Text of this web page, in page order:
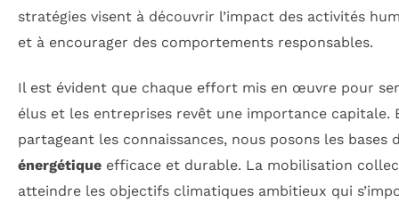
stratégies visent à découvrir l’impact des activités
et à encourager des comportements responsables.
Il est évident que chaque effort mis en œuvre pour
élus et les entreprises revêt une importance capitale.
partageant les connaissances, nous posons les bases
énergétique efficace et durable. La mobilisation
atteindre les objectifs climatiques ambitieux qui